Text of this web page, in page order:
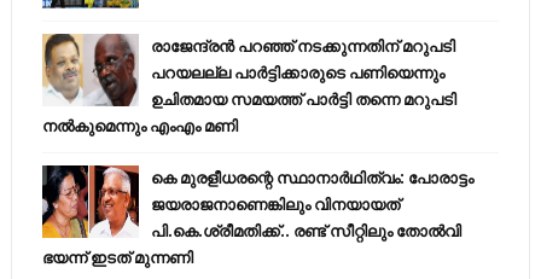
രാജേന്ദ്രന്‍ പറഞ്ഞ് നടക്കുന്നതിന് മറുപടി
പറയലല്ല പാര്‍ട്ടിക്കാരുടെ പണിയെന്നും
ഉചിതമായ സമയത്ത് പാര്‍ട്ടി തന്നെ മറുപടി
നല്‍കുമെന്നും എംഎം മണി
കെ മുരളീധരന്റെ സ്ഥാനാർഥിത്വം: പോരാട്ടം
ജയരാജനാണെങ്കിലും വിനയായത്
പി.കെ.ശ്രീമതിക്ക്.. രണ്ട് സീറ്റിലും തോൽവി
ഭയന്ന്‌ ഇടത് മുന്നണി